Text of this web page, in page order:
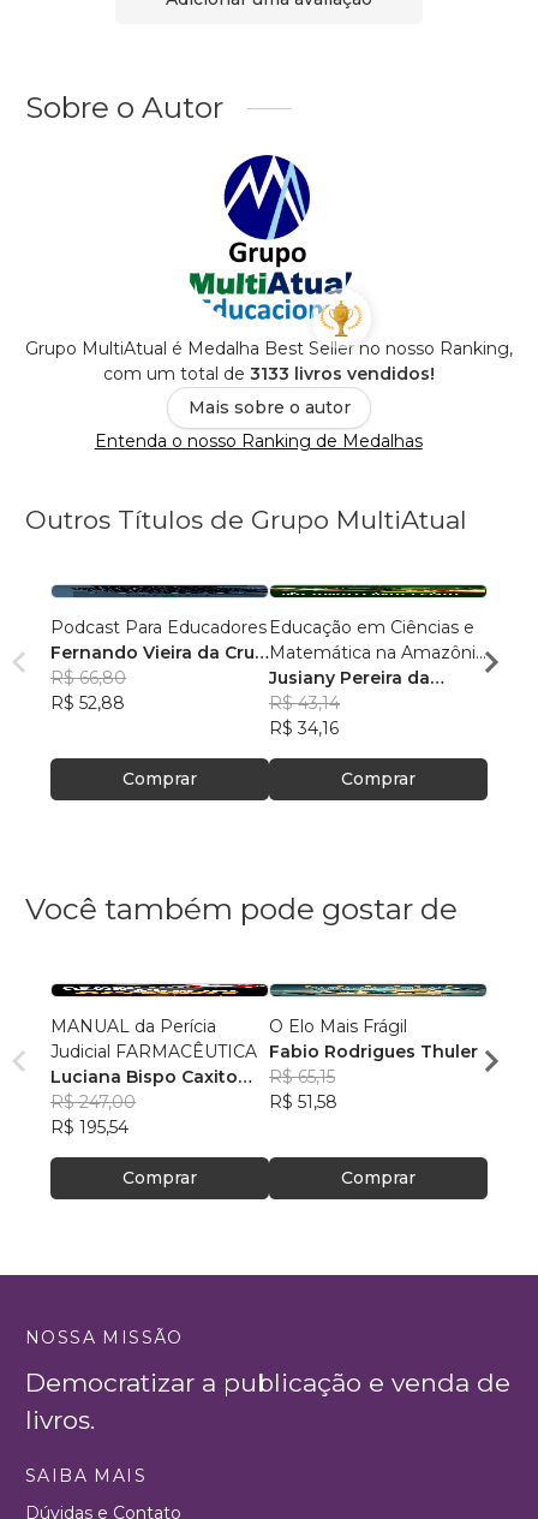
Sobre o Autor
Grupo MultiAtual é Medalha Best Seller no nosso Ranking,
com um total de 3133 livros vendidos!
Mais sobre o autor
Entenda o nosso Ranking de Medalhas
Outros Títulos de Grupo MultiAtual
Podcast Para Educadores
Fernando Vieira da Cruz
(Fernandinho Cruz)
R$ 66,80
R$ 52,88
Comprar
Educação em Ciências e
Matemática na Amazônia
Legal: Pesquisas e
Práticas Pedagógicas
Jusiany Pereira da
Cunha dos Santos
R$ 43,14
R$ 34,16
Comprar
Érica
Você também pode gostar de
MANUAL da Perícia
Judicial FARMACÊUTICA
Luciana Bispo Caxito
Lopes Cançado
R$ 247,00
R$ 195,54
Comprar
O Elo Mais Frágil
Fabio Rodrigues Thuler
R$ 65,15
R$ 51,58
Comprar
R$
NOSSA MISSÃO
Democratizar a publicação e venda de
livros.
SAIBA MAIS
Dúvidas e Contato